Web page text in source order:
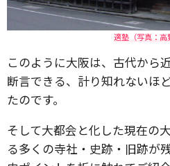
適塾（写真：高
このように大阪は、古代から
断言できる、計り知れないほ
たのです。
そして大都会と化した現在の
る多くの寺社・史跡・旧跡が